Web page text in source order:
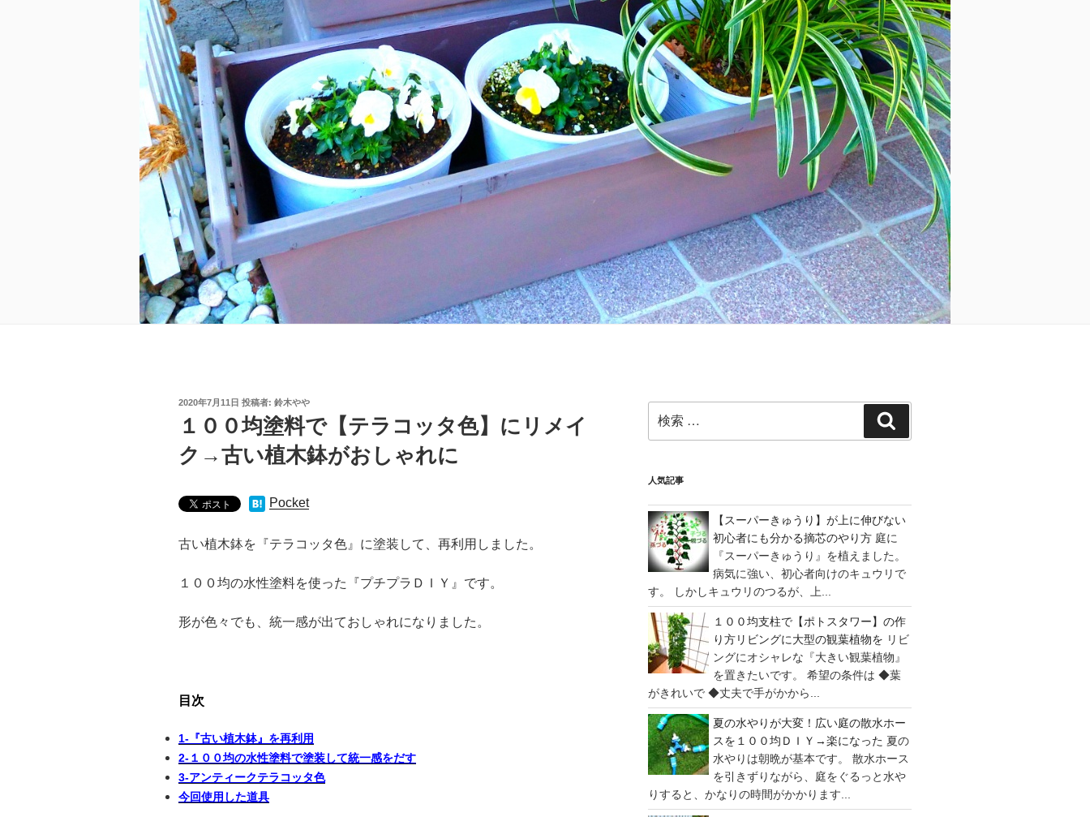
投
2020年7月11日 投稿者: 鈴木やや
１００均塗料で【テラコッタ色】にリメイ
ク→古い植木鉢がおしゃれに
Pocket
古い植木鉢を『テラコッタ色』に塗装して、再利用しました。
１００均の水性塗料を使った『プチプラＤＩＹ』です。
形が色々でも、統一感が出ておしゃれになりました。
目次
1-『古い植木鉢』を再利用
2-１００均の水性塗料で塗装して統一感をだす
3-アンティークテラコッタ色
今回使用した道具
索:
索
人気記事
【スーパーきゅうり】が上に伸びない
初心者にも分かる摘芯のやり方 庭に
『スーパーきゅうり』を植えました。
病気に強い、初心者向けのキュウリで
す。 しかしキュウリのつるが、上...
１００均支柱で【ポトスタワー】の作
り方リビングに大型の観葉植物を リビ
ングにオシャレな『大きい観葉植物』
を置きたいです。 希望の条件は ◆葉
がきれいで ◆丈夫で手がかから...
夏の水やりが大変！広い庭の散水ホー
スを１００均ＤＩＹ→楽になった 夏の
水やりは朝晩が基本です。 散水ホース
を引きずりながら、庭をぐるっと水や
りすると、かなりの時間がかかります...